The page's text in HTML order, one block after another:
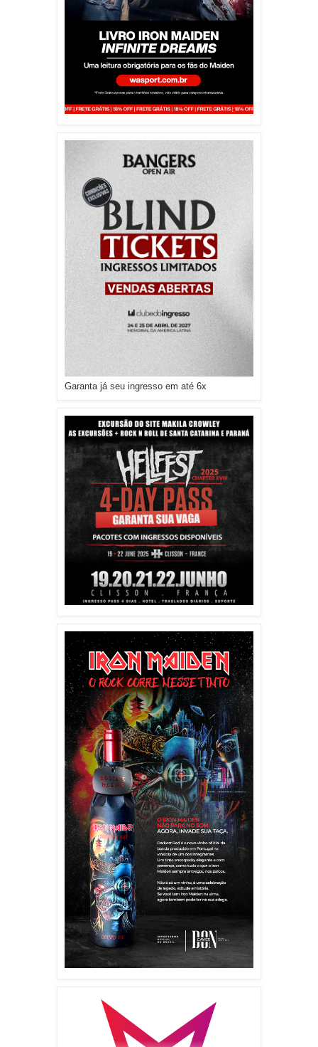
Garanta já seu ingresso em até 6x